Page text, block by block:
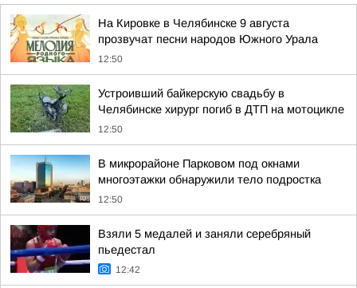
На Кировке в Челябинске 9 августа
прозвучат песни народов Южного Урала
12:50
Устроивший байкерскую свадьбу в
Челябинске хирург погиб в ДТП на мотоцикле
12:50
В микрорайоне Парковом под окнами
многоэтажки обнаружили тело подростка
12:50
Взяли 5 медалей и заняли серебряный
пьедестал
12:42